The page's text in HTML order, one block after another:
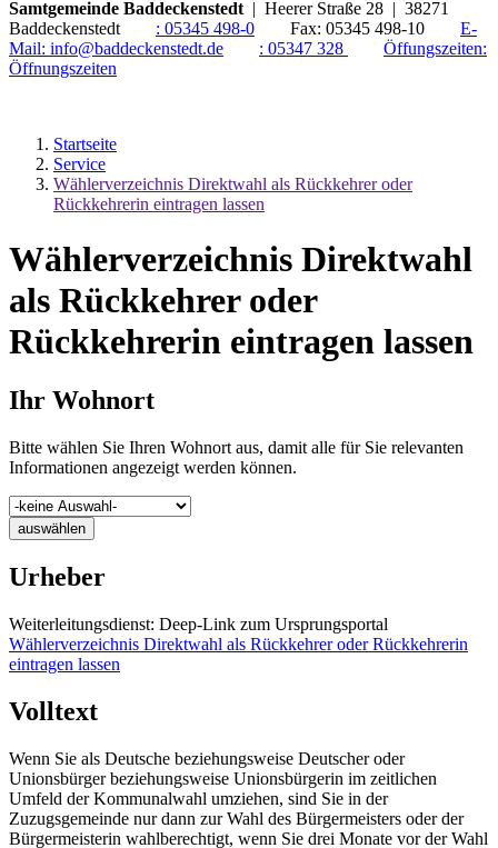
Samtgemeinde Baddeckenstedt | Heerer Straße 28 | 38271
Baddeckenstedt : 05345 498-0 Fax: 05345 498-10
E-
Mail: info@baddeckenstedt.de : 05347 328
Öffungszeiten:
Öffnungszeiten
Startseite
Service
Wählerverzeichnis Direktwahl als Rückkehrer oder
Rückkehrerin eintragen lassen
Wählerverzeichnis Direktwahl
als Rückkehrer oder
Rückkehrerin eintragen lassen
Ihr Wohnort
Bitte wählen Sie Ihren Wohnort aus, damit alle für Sie relevanten
Informationen angezeigt werden können.
auswählen
Urheber
Weiterleitungsdienst: Deep-Link zum Ursprungsportal
Wählerverzeichnis Direktwahl als Rückkehrer oder Rückkehrerin
eintragen lassen
Volltext
Wenn Sie als Deutsche beziehungsweise Deutscher oder
Unionsbürger beziehungsweise Unionsbürgerin im zeitlichen
Umfeld der Kommunalwahl umziehen, sind Sie in der
Zuzugsgemeinde nur dann zur Wahl des Bürgermeisters oder der
Bürgermeisterin wahlberechtigt, wenn Sie drei Monate vor der Wahl